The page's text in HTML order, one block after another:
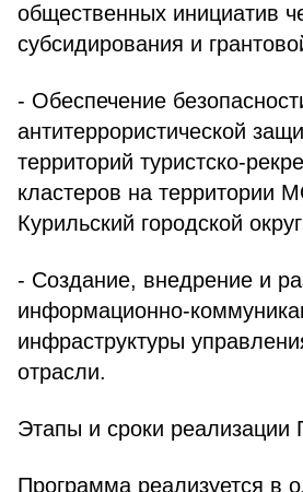
общественных инициатив
субсидирования и
- Обеспечение
антитеррористической
территорий туристско-
кластеров на территории
Курильский городской
- Создание, внедрение и
информационно-
инфраструктуры
отрасли.
Этапы и сроки реализации
Программа реализуется в